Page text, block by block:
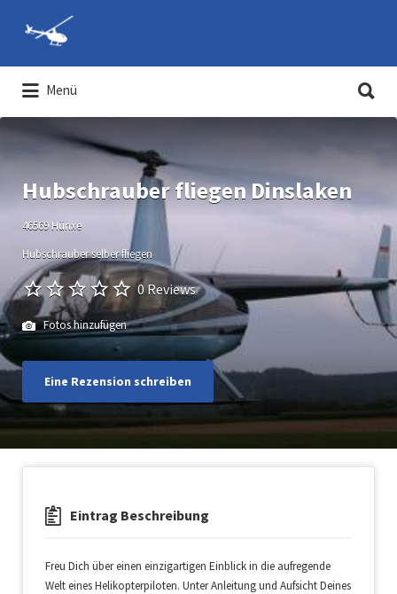
Hubschrauber-Rundflüge und
Hubschrauber selber fliegen
Suchen
nach:
Menü
nach:
Hubschrauber fliegen Dinslaken
46569 Hünxe
Hubschrauber selber fliegen
0 Reviews
Fotos hinzufügen
Eine Rezension schreiben
Eintrag Beschreibung
Freu Dich über einen einzigartigen Einblick in die aufregende
Welt eines Helikopterpiloten. Unter Anleitung und Aufsicht Deines